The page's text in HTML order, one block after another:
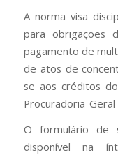
A norma visa
para obrigações
pagamento de
de atos de
se aos créditos
Procuradoria-
O formulário de
disponível na